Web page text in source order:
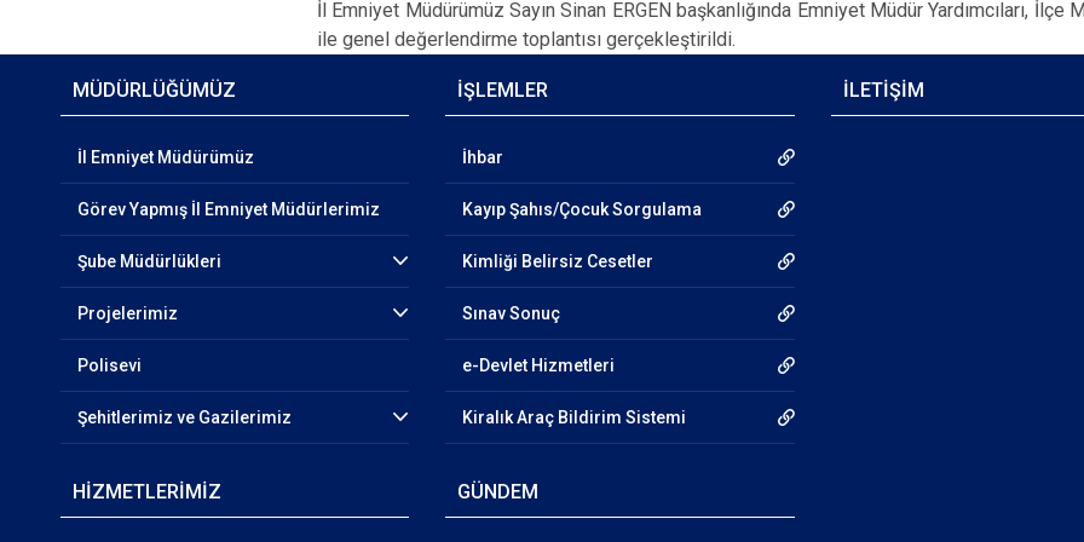
İl Emniyet Müdürümüz Sayın Sinan ERGEN başkanlığında Emniyet Müdür Yardımcıları,
ile genel değerlendirme toplantısı gerçekleştirildi.
MÜDÜRLÜĞÜMÜZ
İl Emniyet Müdürümüz
Görev Yapmış İl Emniyet Müdürlerimiz
Şube Müdürlükleri
Projelerimiz
Polisevi
Şehitlerimiz ve Gazilerimiz
HİZMETLERİMİZ
İŞLEMLER
İhbar
Kayıp Şahıs/Çocuk Sorgulama
Kimliği Belirsiz Cesetler
Sınav Sonuç
e-Devlet Hizmetleri
Kiralık Araç Bildirim Sistemi
GÜNDEM
İLETİŞİM